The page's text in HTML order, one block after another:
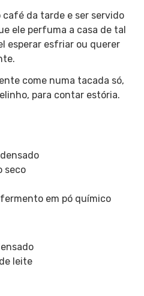
da tarde e ser servido
ele perfuma a casa de tal
esperar esfriar ou querer
come numa tacada só,
para contar estória.
seco
em pó químico
leite